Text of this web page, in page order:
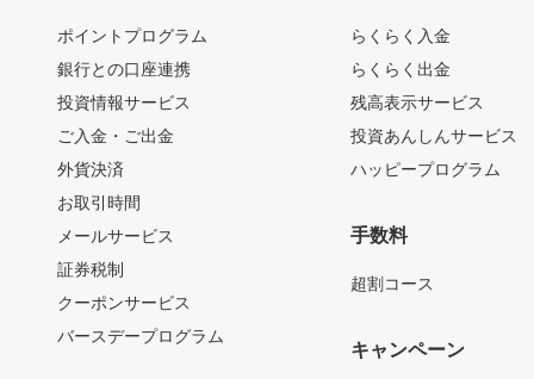
ポイントプログラム
銀行との口座連携
投資情報サービス
ご入金・ご出金
外貨決済
お取引時間
メールサービス
証券税制
クーポンサービス
バースデープログラム
らくらく入金
らくらく出金
残高表示サービス
投資あんしんサービス
ハッピープログラム
手数料
超割コース
キャンペーン